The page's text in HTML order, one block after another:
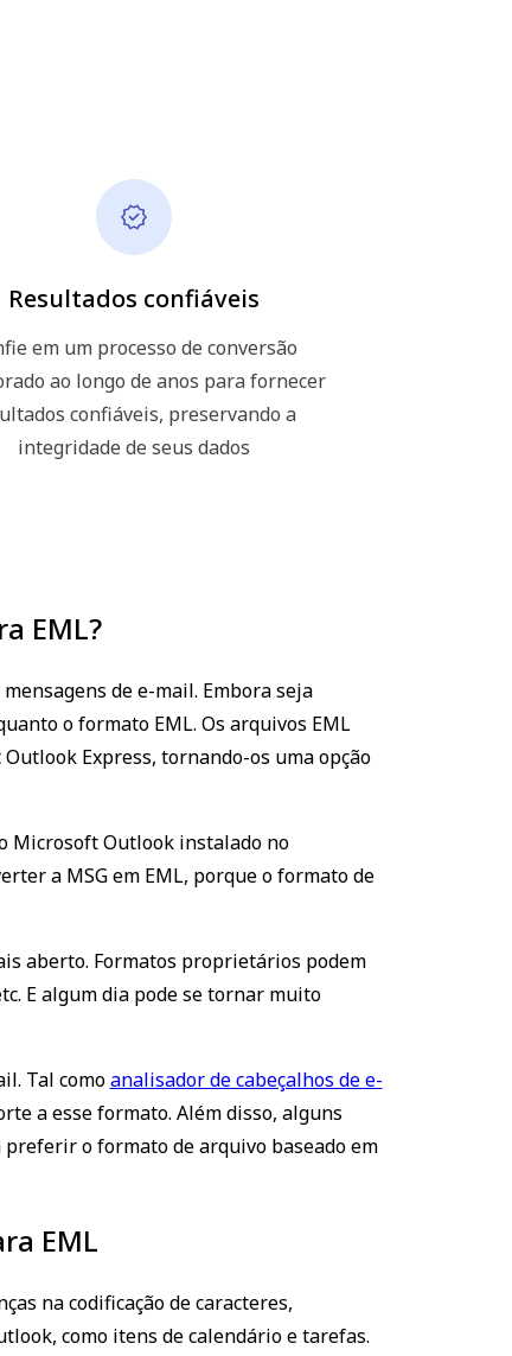
Resultados confiáveis
em um processo de conversão
ao longo de anos para fornecer
confiáveis, preservando a
integridade de seus dados
EML?
de e-mail. Embora seja
o formato EML. Os arquivos EML
Express, tornando-os uma opção
Microsoft Outlook instalado no
a MSG em EML, porque o formato de
aberto. Formatos proprietários podem
E algum dia pode se tornar muito
Tal comoanalisador de cabeçalhos de e-
a esse formato. Além disso, alguns
preferir o formato de arquivo baseado em
EML
na codificação de caracteres,
como itens de calendário e tarefas.